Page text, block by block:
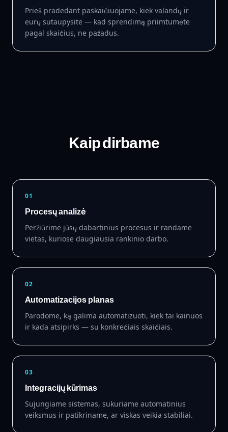
Prieš pradedant paskaičiuojame, kiek valandų ir
eurų sutaupysite — kad sprendimą priimtumėte
pagal skaičius, ne pažadus.
Kaip dirbame
01
Procesų analizė
Peržiūrime jūsų dabartinius procesus ir randame
vietas, kuriose daugiausia rankinio darbo.
02
Automatizacijos planas
Parodome, ką galima automatizuoti, kiek tai kainuos
ir kada atsipirks — su konkrečiais skaičiais.
03
Integracijų kūrimas
Sujungiame sistemas, sukuriame automatinius
veiksmus ir patikriname, ar viskas veikia stabiliai.